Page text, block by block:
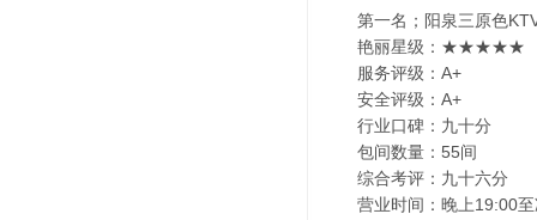
第一名；阳泉三原色
艳丽星级：★★★★★
服务评级：A+
安全评级：A+
行业口碑：九十分
包间数量：55间
综合考评：九十六分
营业时间：晚上19:00